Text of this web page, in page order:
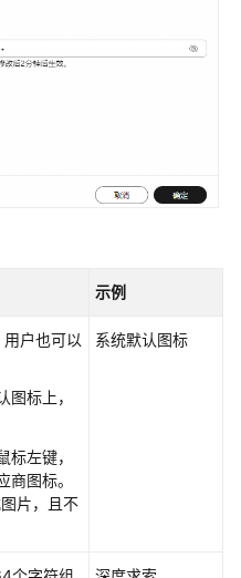
示例
户也可以
图标上，
标左键，
商图标。
片，且不
系统默认图标